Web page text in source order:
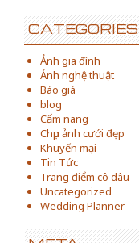
CATEGORIES
Ảnh gia đình
Ảnh nghệ thuật
Báo giá
blog
Cẩm nang
Chụp ảnh cưới đẹp
Khuyến mại
Tin Tức
Trang điểm cô dâu
Uncategorized
Wedding Planner